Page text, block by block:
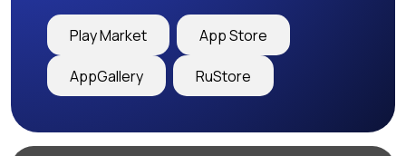
Play Market App Store
AppGallery RuStore